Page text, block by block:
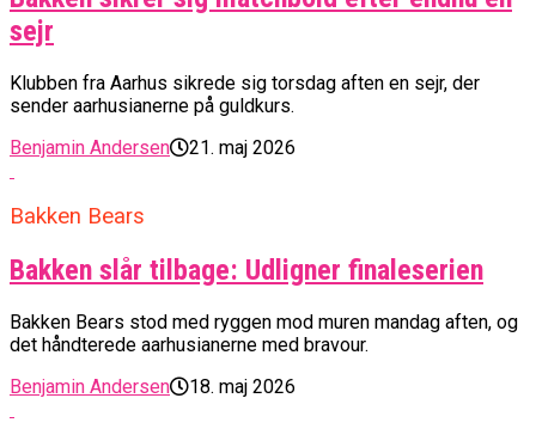
sejr
Klubben fra Aarhus sikrede sig torsdag aften en sejr, der
sender aarhusianerne på guldkurs.
Benjamin Andersen
21. maj 2026
Bakken Bears
Bakken slår tilbage: Udligner finaleserien
Bakken Bears stod med ryggen mod muren mandag aften, og
det håndterede aarhusianerne med bravour.
Benjamin Andersen
18. maj 2026